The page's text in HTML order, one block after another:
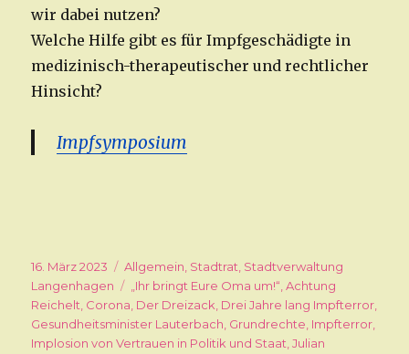
wir dabei nutzen?
Welche Hilfe gibt es für Impfgeschädigte in
medizinisch-therapeutischer und rechtlicher
Hinsicht?
Impfsymposium
Veröffentlicht
am
16. März 2023 Kategorien
Allgemein, Stadtrat, Stadtverwaltung
Langenhagen
Schlagwörter
„Ihr bringt Eure Oma um!“,Achtung
Reichelt, Corona, Der Dreizack, Drei Jahre lang Impfterror,
Gesundheitsminister Lauterbach, Grundrechte, Impfterror,
Implosion von Vertrauen in Politik und Staat,Julian